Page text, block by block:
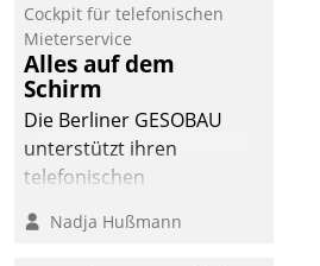
der
Wohnungswirtschaft“.
Bewerben können sich
dafür ein Team
bestehend aus
Wohnungsunternehmen
und PropTech.
Cockpit für telefonischen
Mieterservice
Alles auf dem
Schirm
Die Berliner GESOBAU
unterstützt ihren
telefonischen
digitalen Cockpit, das
Nadja Hußmann